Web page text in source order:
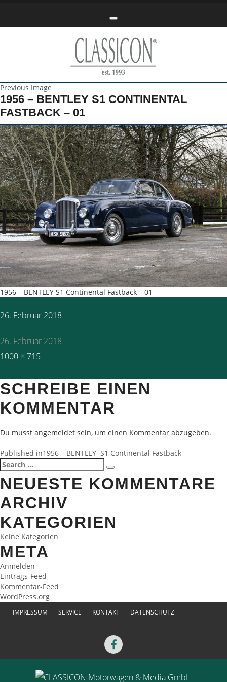
Toggle navigation
Previous Image
1956 – BENTLEY S1 CONTINENTAL
FASTBACK – 01
1956 – BENTLEY S1 Continental Fastback – 01
Posted
26. Februar 2018
26. Februar 2018
Full
1000 × 715
SCHREIBE EINEN
KOMMENTAR
Du musst angemeldet sein, um einen Kommentar abzugeben.
BEITRAGSNAVIGATION
Published in1956 – BENTLEY S1 Continental Fastback
Search
for:
Search
NEUESTE KOMMENTARE
ARCHIV
KATEGORIEN
Keine Kategorien
META
Anmelden
Eintrags-Feed
Kommentar-Feed
WordPress.org
IMPRESSUM SERVICE KONTAKT DATENSCHUTZ